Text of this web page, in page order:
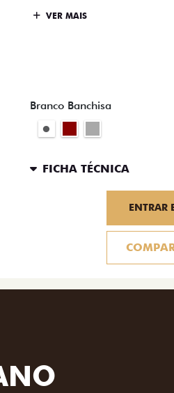
VER MAIS
Branco Banchisa
FICHA TÉCNICA
ENTRAR